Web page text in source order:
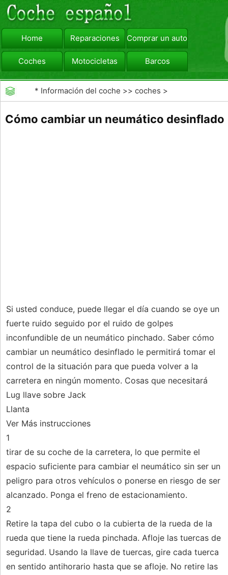
Home Reparaciones Comprar un automóvil
Coches Motocicletas Barcos
viajar Camiones
* Información del coche >>coches >
Cómo cambiar un neumático desinflado
Si usted conduce, puede llegar el día cuando se oye un
fuerte ruido seguido por el ruido de golpes
inconfundible de un neumático pinchado. Saber cómo
cambiar un neumático desinflado le permitirá tomar el
control de la situación para que pueda volver a la
carretera en ningún momento. Cosas que necesitará
Lug llave sobre Jack
Llanta
Ver Más instrucciones
1
tirar de su coche de la carretera, lo que permite el
espacio suficiente para cambiar el neumático sin ser un
peligro para otros vehículos o ponerse en riesgo de ser
alcanzado. Ponga el freno de estacionamiento.
2
Retire la tapa del cubo o la cubierta de la rueda de la
rueda que tiene la rueda pinchada. Afloje las tuercas de
seguridad. Usando la llave de tuercas, gire cada tuerca
en sentido antihorario hasta que se afloje. No retire las